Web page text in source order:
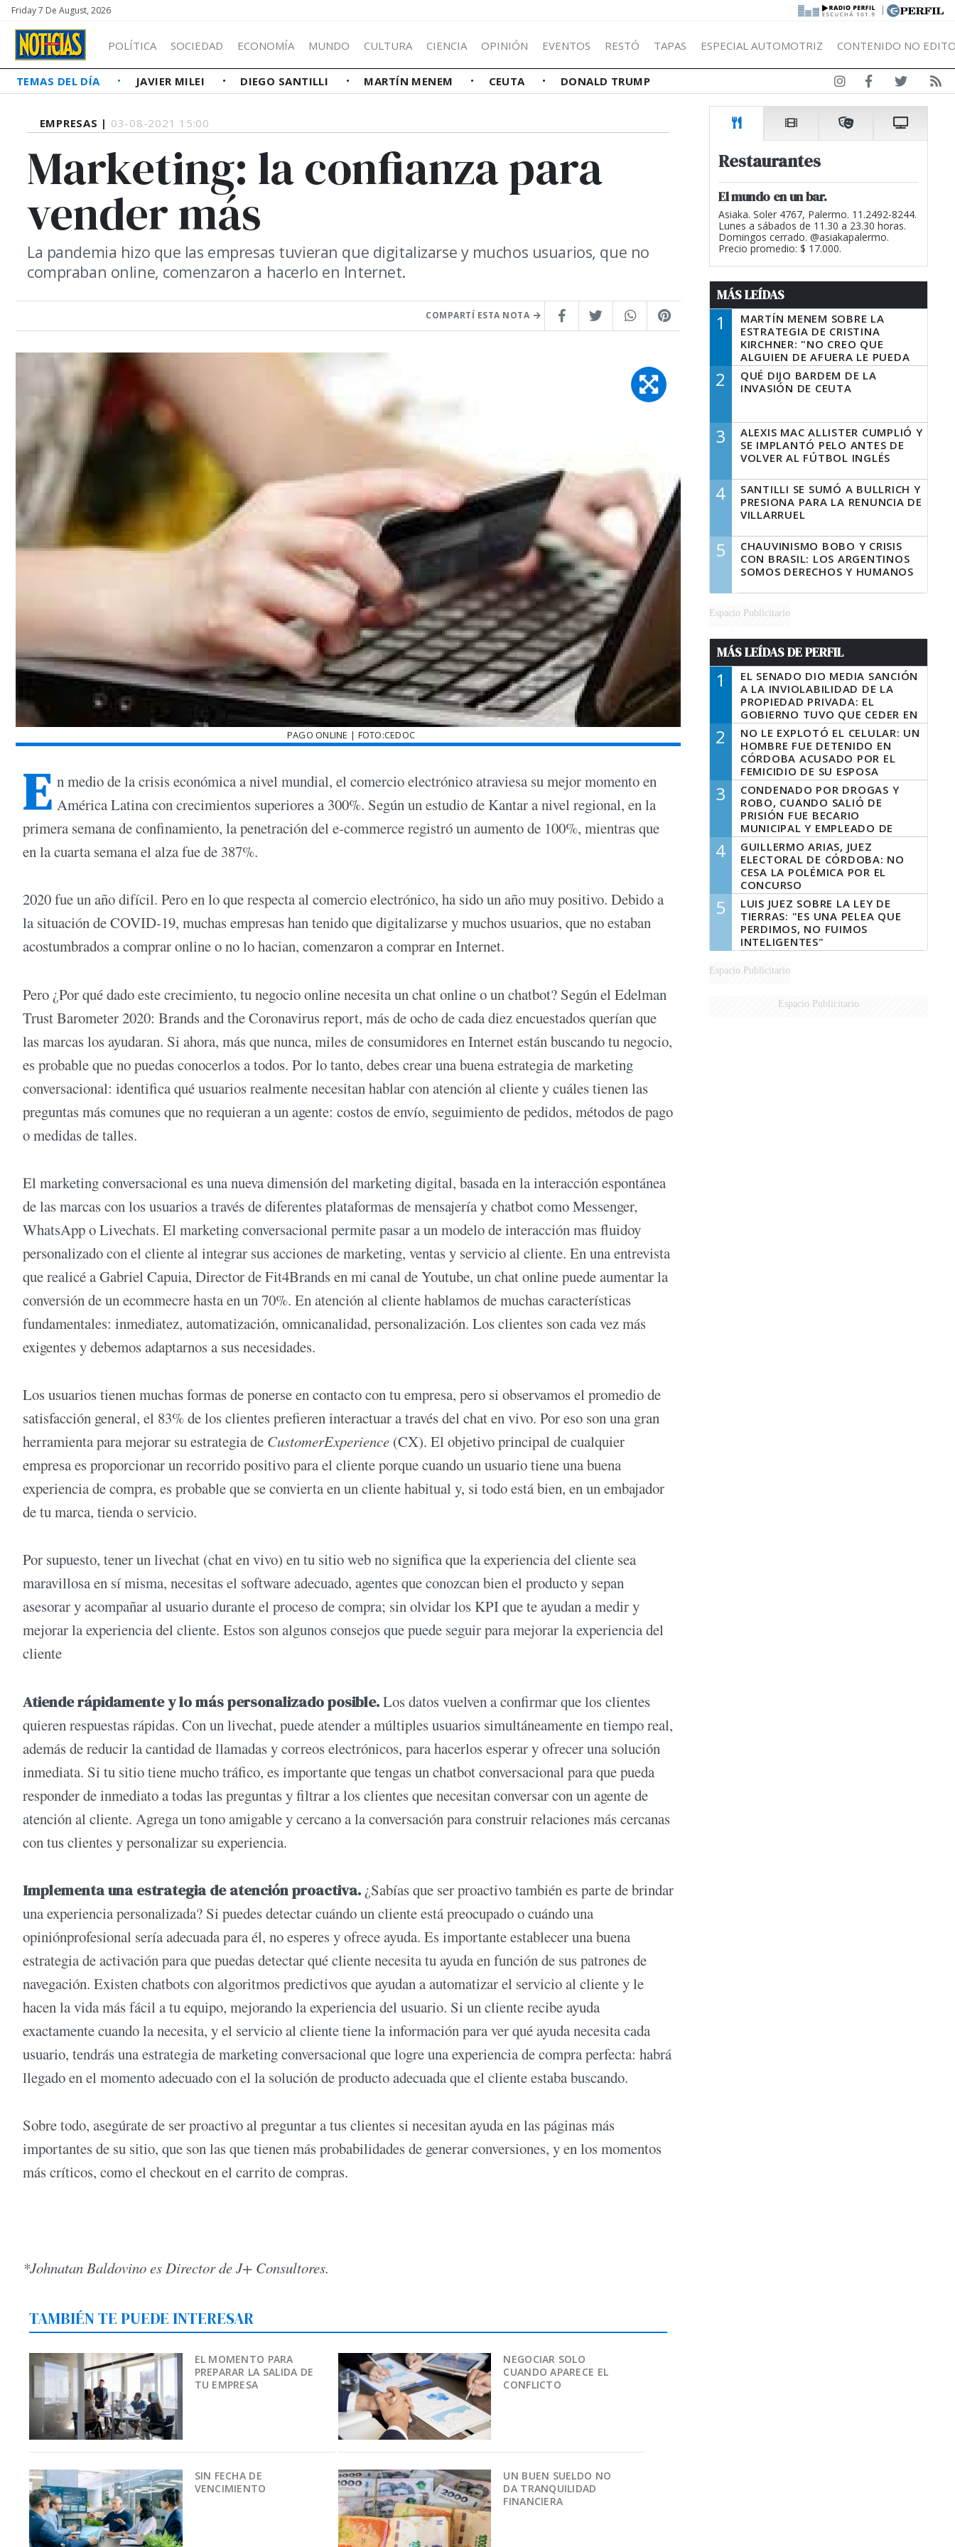
Friday 7 De August, 2026 |
POLÍTICA SOCIEDAD ECONOMÍA MUNDO CULTURA CIENCIA OPINIÓN EVENTOS RESTÓ TAPAS ESPECIAL AUTOMOTRIZ CONTENIDO NO
TEMAS DEL DÍA JAVIER MILEI DIEGO SANTILLI MARTÍN MENEM CEUTA DONALD TRUMP
EMPRESAS | 03-08-2021 15:00
Marketing: la confianza para
vender más
La pandemia hizo que las empresas tuvieran que digitalizarse y muchos usuarios, que no
compraban online, comenzaron a hacerlo en Internet.
COMPARTÍ ESTA NOTA
PAGO ONLINE | FOTO:CEDOC
E n medio de la crisis económica a nivel mundial, el comercio electrónico atraviesa su mejor momento en
América Latina con crecimientos superiores a 300%. Según un estudio de Kantar a nivel regional, en la
primera semana de confinamiento, la penetración del e-commerce registró un aumento de 100%, mientras que
en la cuarta semana el alza fue de 387%.
2020 fue un año difícil. Pero en lo que respecta al comercio electrónico, ha sido un año muy positivo. Debido a
la situación de COVID-19, muchas empresas han tenido que digitalizarse y muchos usuarios, que no estaban
acostumbrados a comprar online o no lo hacian, comenzaron a comprar en Internet.
Pero ¿Por qué dado este crecimiento, tu negocio online necesita un chat online o un chatbot? Según el Edelman
Trust Barometer 2020: Brands and the Coronavirus report, más de ocho de cada diez encuestados querían que
las marcas los ayudaran. Si ahora, más que nunca, miles de consumidores en Internet están buscando tu negocio,
es probable que no puedas conocerlos a todos. Por lo tanto, debes crear una buena estrategia de marketing
conversacional: identifica qué usuarios realmente necesitan hablar con atención al cliente y cuáles tienen las
preguntas más comunes que no requieran a un agente: costos de envío, seguimiento de pedidos, métodos de pago
o medidas de talles.
El marketing conversacional es una nueva dimensión del marketing digital, basada en la interacción espontánea
de las marcas con los usuarios a través de diferentes plataformas de mensajería y chatbot como Messenger,
WhatsApp o Livechats. El marketing conversacional permite pasar a un modelo de interacción mas fluidoy
personalizado con el cliente al integrar sus acciones de marketing, ventas y servicio al cliente. En una entrevista
que realicé a Gabriel Capuia, Director de Fit4Brands en mi canal de Youtube, un chat online puede aumentar la
conversión de un ecommecre hasta en un 70%. En atención al cliente hablamos de muchas características
fundamentales: inmediatez, automatización, omnicanalidad, personalización. Los clientes son cada vez más
exigentes y debemos adaptarnos a sus necesidades.
Los usuarios tienen muchas formas de ponerse en contacto con tu empresa, pero si observamos el promedio de
satisfacción general, el 83% de los clientes prefieren interactuar a través del chat en vivo. Por eso son una gran
herramienta para mejorar su estrategia de CustomerExperience (CX). El objetivo principal de cualquier
empresa es proporcionar un recorrido positivo para el cliente porque cuando un usuario tiene una buena
experiencia de compra, es probable que se convierta en un cliente habitual y, si todo está bien, en un embajador
de tu marca, tienda o servicio.
Por supuesto, tener un livechat (chat en vivo) en tu sitio web no significa que la experiencia del cliente sea
maravillosa en sí misma, necesitas el software adecuado, agentes que conozcan bien el producto y sepan
asesorar y acompañar al usuario durante el proceso de compra; sin olvidar los KPI que te ayudan a medir y
mejorar la experiencia del cliente. Estos son algunos consejos que puede seguir para mejorar la experiencia del
cliente
Atiende rápidamente y lo más personalizado posible.Los datos vuelven a confirmar que los clientes
quieren respuestas rápidas. Con un livechat, puede atender a múltiples usuarios simultáneamente en tiempo real,
además de reducir la cantidad de llamadas y correos electrónicos, para hacerlos esperar y ofrecer una solución
inmediata. Si tu sitio tiene mucho tráfico, es importante que tengas un chatbot conversacional para que pueda
responder de inmediato a todas las preguntas y filtrar a los clientes que necesitan conversar con un agente de
atención al cliente. Agrega un tono amigable y cercano a la conversación para construir relaciones más cercanas
con tus clientes y personalizar su experiencia.
Implementa una estrategia de atención proactiva. ¿Sabías que ser proactivo también es parte de brindar
una experiencia personalizada? Si puedes detectar cuándo un cliente está preocupado o cuándo una
opiniónprofesional sería adecuada para él, no esperes y ofrece ayuda. Es importante establecer una buena
estrategia de activación para que puedas detectar qué cliente necesita tu ayuda en función de sus patrones de
navegación. Existen chatbots con algoritmos predictivos que ayudan a automatizar el servicio al cliente y le
hacen la vida más fácil a tu equipo, mejorando la experiencia del usuario. Si un cliente recibe ayuda
exactamente cuando la necesita, y el servicio al cliente tiene la información para ver qué ayuda necesita cada
usuario, tendrás una estrategia de marketing conversacional que logre una experiencia de compra perfecta: habrá
llegado en el momento adecuado con el la solución de producto adecuada que el cliente estaba buscando.
Sobre todo, asegúrate de ser proactivo al preguntar a tus clientes si necesitan ayuda en las páginas más
importantes de su sitio, que son las que tienen más probabilidades de generar conversiones, y en los momentos
más críticos, como el checkout en el carrito de compras.
*Johnatan Baldovino es Director de J+ Consultores.
TAMBIÉN TE PUEDE INTERESAR
EL MOMENTO PARA
PREPARAR LA SALIDA DE
TU EMPRESA
NEGOCIAR SOLO
CUANDO APARECE EL
CONFLICTO
SIN FECHA DE
VENCIMIENTO
UN BUEN SUELDO NO
DA TRANQUILIDAD
FINANCIERA
Restaurantes
El mundo en un bar.
Asiaka. Soler 4767, Palermo. 11.2492-8244.
Lunes a sábados de 11.30 a 23.30 horas.
Domingos cerrado. @asiakapalermo.
Precio promedio: $ 17.000.
MÁS LEÍDAS
1
MARTÍN MENEM SOBRE LA
ESTRATEGIA DE CRISTINA
KIRCHNER: "NO CREO QUE
ALGUIEN DE AFUERA LE PUEDA
DECIR A LA JUSTICIA LO QUE
TIENE QUE HACER"
2
QUÉ DIJO BARDEM DE LA
INVASIÓN DE CEUTA
3
ALEXIS MAC ALLISTER CUMPLIÓ Y
SE IMPLANTÓ PELO ANTES DE
VOLVER AL FÚTBOL INGLÉS
4
SANTILLI SE SUMÓ A BULLRICH Y
PRESIONA PARA LA RENUNCIA DE
VILLARRUEL
5
CHAUVINISMO BOBO Y CRISIS
CON BRASIL: LOS ARGENTINOS
SOMOS DERECHOS Y HUMANOS
Espacio Publicitario
MÁS LEÍDAS DE PERFIL
1
EL SENADO DIO MEDIA SANCIÓN
A LA INVIOLABILIDAD DE LA
PROPIEDAD PRIVADA: EL
GOBIERNO TUVO QUE CEDER EN
LA LEY DEL MANEJO DEL FUEGO
2
NO LE EXPLOTÓ EL CELULAR: UN
HOMBRE FUE DETENIDO EN
CÓRDOBA ACUSADO POR EL
FEMICIDIO DE SU ESPOSA
3
CONDENADO POR DROGAS Y
ROBO, CUANDO SALIÓ DE
PRISIÓN FUE BECARIO
MUNICIPAL Y EMPLEADO DE
SENAF
4
GUILLERMO ARIAS, JUEZ
ELECTORAL DE CÓRDOBA: NO
CESA LA POLÉMICA POR EL
CONCURSO
5
LUIS JUEZ SOBRE LA LEY DE
TIERRAS: "ES UNA PELEA QUE
PERDIMOS, NO FUIMOS
INTELIGENTES"
Espacio Publicitario
Espacio Publicitario